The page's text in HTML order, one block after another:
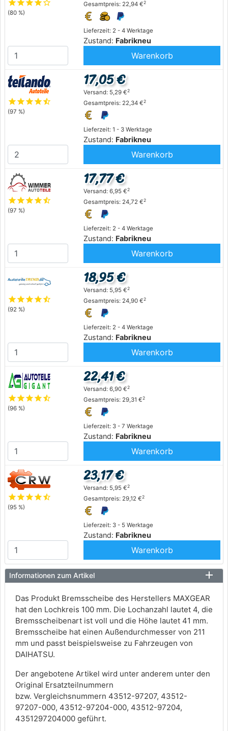
starstarstarstarstar_outline
(80 %)
Lieferzeit: 2 - 4 Werktage
Zustand: Fabrikneu
Gesamtpreis: 22,94 €2
Warenkorb
starstarstarstarstar_half
(97 %)
Lieferzeit: 1 - 3 Werktage
Zustand: Fabrikneu
17,05 €
Versand: 5,29 €2
Gesamtpreis: 22,34 €2
Warenkorb
starstarstarstarstar_half
(97 %)
Lieferzeit: 2 - 4 Werktage
Zustand: Fabrikneu
17,77 €
Versand: 6,95 €2
Gesamtpreis: 24,72 €2
Warenkorb
starstarstarstarstar_half
(92 %)
Lieferzeit: 2 - 4 Werktage
Zustand: Fabrikneu
18,95 €
Versand: 5,95 €2
Gesamtpreis: 24,90 €2
Warenkorb
starstarstarstarstar_half
(96 %)
Lieferzeit: 3 - 7 Werktage
Zustand: Fabrikneu
22,41 €
Versand: 6,90 €2
Gesamtpreis: 29,31 €2
Warenkorb
starstarstarstarstar_half
(95 %)
Lieferzeit: 3 - 5 Werktage
Zustand: Fabrikneu
23,17 €
Versand: 5,95 €2
Gesamtpreis: 29,12 €2
Warenkorb
Informationen zum Artikel
Das Produkt Bremsscheibe des Herstellers MAXGEAR
hat den Lochkreis 100 mm. Die Lochanzahl lautet 4, die
Bremsscheibenart ist voll und die Höhe lautet 41 mm.
Bremsscheibe hat einen Außendurchmesser von 211
mm und passt beispielsweise zu Fahrzeugen von
DAIHATSU.
Der angebotene Artikel wird unter anderem unter den
Original Ersatzteilnummern
bzw. Vergleichsnummern 43512-97207, 43512-
97207-000, 43512-97204-000, 43512-97204,
4351297204000 geführt.